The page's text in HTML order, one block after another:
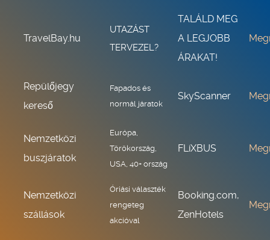
TravelBay.hu
UTAZÁST
TERVEZEL?
TALÁLD MEG
A LEGJOBB
ÁRAKAT!
Repülőjegy
kereső
Fapados és
normál járatok
SkyScanner
Nemzetközi
buszjáratok
Európa,
Törökország,
USA, 40+ ország
FLiXBUS
Nemzetközi
szállások
Óriási választék
rengeteg
akcióval
Booking.com,
ZenHotels